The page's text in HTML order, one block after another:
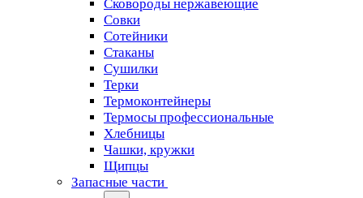
Сковороды нержавеющие
Совки
Сотейники
Стаканы
Сушилки
Терки
Термоконтейнеры
Термосы профессиональные
Хлебницы
Чашки, кружки
Щипцы
Запасные части